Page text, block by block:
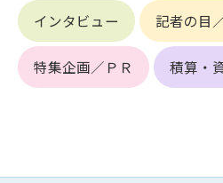
インタビュー 記者の目
特集企画／ＰＲ 積算・
(3) 第三者または管理者を誹謗中傷す
(4) 有害なコンピュータプログラム
(5) 第三者に不利益を与える行為
(6) 管理者が承認していない営利を
(7) 公序良俗に反する行為
を、営利を目的として第三者